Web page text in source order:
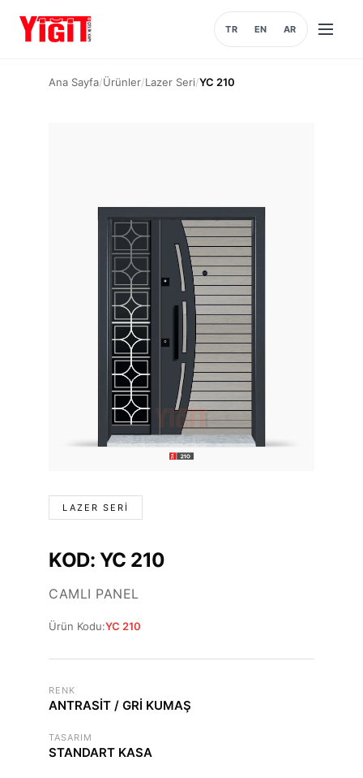
TR EN AR
Menüyü
Ana Sayfa/Ürünler/Lazer Seri/YC 210
LAZER SERI
KOD: YC 210
CAMLI PANEL
Ürün Kodu:YC 210
RENK
ANTRASİT / GRİ KUMAŞ
TASARIM
STANDART KASA